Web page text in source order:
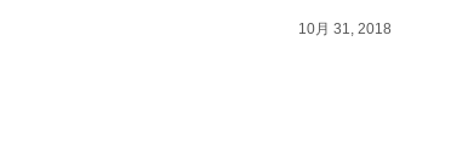
10月 31, 2018